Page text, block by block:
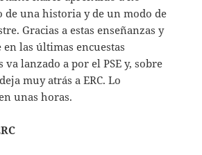
de una historia y de un modo de
Gracias a estas enseñanzas y
las últimas encuestas
va lanzado a por el PSE y, sobre
muy atrás a ERC. Lo
unas horas.